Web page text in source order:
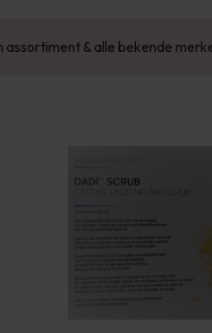
verzending v.a. €100 excl. BTW